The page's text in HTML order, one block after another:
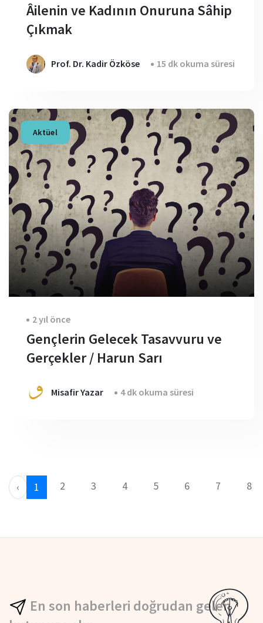
Âilenin ve Kadının Onuruna Sâhip
Çıkmak
Prof. Dr. Kadir Özköse 15 dk okuma süresi
Aktüel
2 yıl önce
Gençlerin Gelecek Tasavvuru ve
Gerçekler / Harun Sarı
Misafir Yazar 4 dk okuma süresi
‹ 1 2 3 4 5 6 7 8
En son haberleri doğrudan gelen